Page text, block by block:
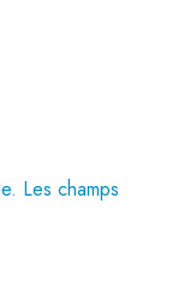
Les champs